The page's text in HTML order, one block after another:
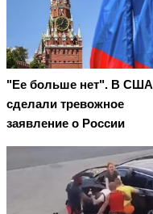
"Ее больше нет". В США
сделали тревожное
заявление о России